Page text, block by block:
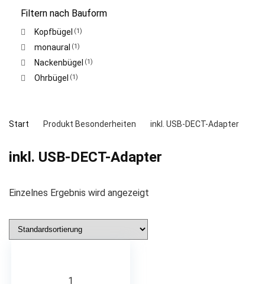
Filtern nach Bauform
Kopfbügel (1)
monaural (1)
Nackenbügel (1)
Ohrbügel (1)
Start Produkt Besonderheiten inkl. USB-DECT-Adapter
inkl. USB-DECT-Adapter
Einzelnes Ergebnis wird angezeigt
1